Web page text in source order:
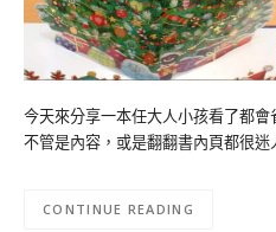
今天來分享一本任大人小孩看了都
不管是內容，或是翻翻書內頁都很
CONTINUE READING